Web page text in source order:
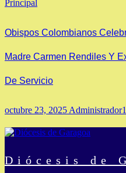
Principal
Obispos Colombianos
Madre Carmen Rendiles Y
De Servicio
octubre 23, 2025
Diócesis de